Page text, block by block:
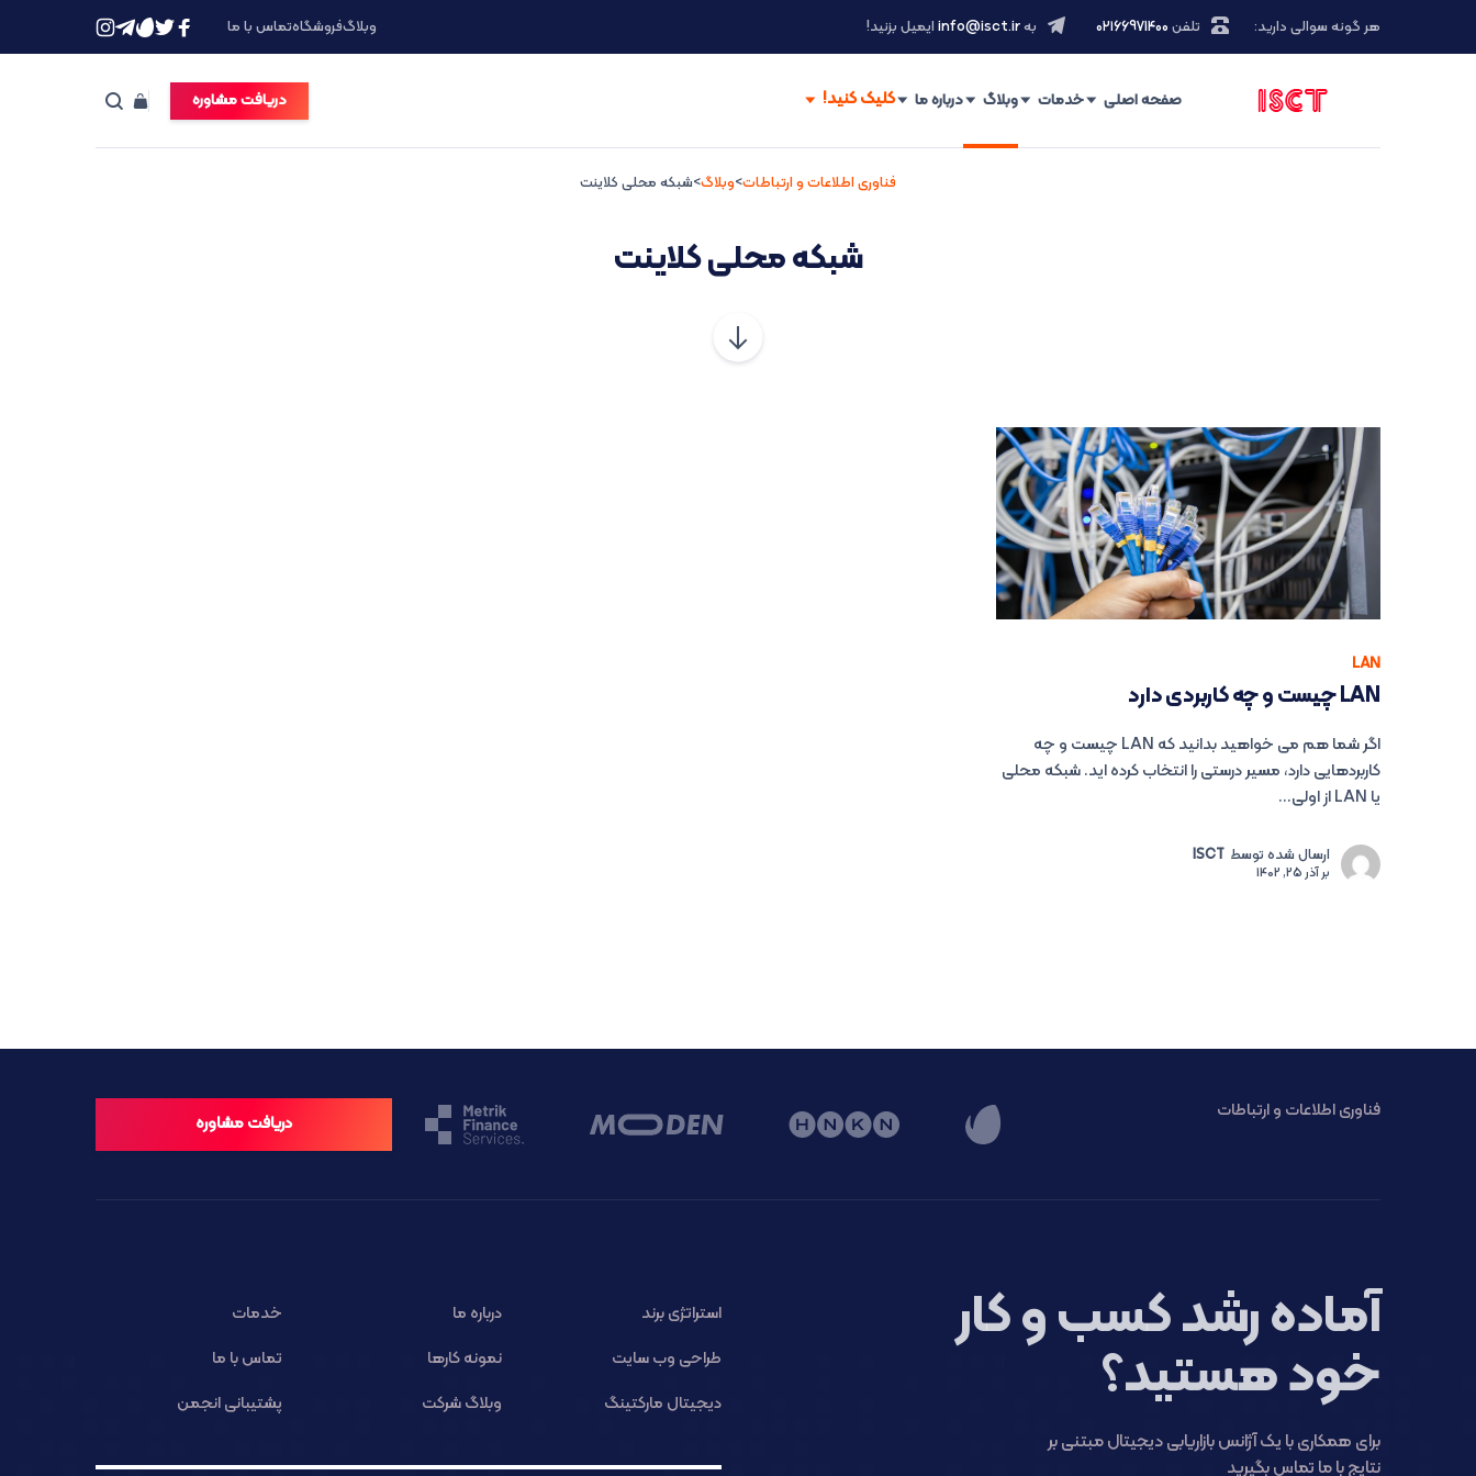
هر گونه سوالی دارید: تلفن ۰۲۱66971400 بهinfo@isct.ir ایمیل بزنید! وبلاگفروشگاهتماس با ما
صفحه اصلی خدمات وبلاگ درباره ما دریافت مشاوره
فناوری اطلاعات و ارتباطات>وبلاگ>شبکه محلی کلاینت
شبکه محلی کلاینت
LAN
LAN چیست و چه کاربردی دارد
اگر شما هم می خواهید بدانید که LAN چیست و چه
کاربردهایی دارد، مسیر درستی را انتخاب کرده اید. شبکه محلی
یا LAN از اولی...
ارسال شده توسط ISCT
برآذر 25, 1402
فناوری اطلاعات و ارتباطات
دریافت مشاوره
آماده رشد کسب و کار
خود هستید؟
برای همکاری با یک آژانس بازاریابی دیجیتال مبتنی بر
نتایج با ما تماس بگیرید
استراتژی برند درباره ما
خدمات
طراحی وب سایت
نمونه کارها
تماس با ما
دیجیتال مارکتینگ
وبلاگ شرکت پشتیبانی انجمن